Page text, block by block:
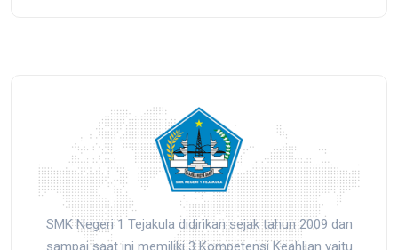
SMK Negeri 1 Tejakula didirikan sejak tahun 2009 dan
sampai saat ini memiliki 3 Kompetensi Keahlian yaitu